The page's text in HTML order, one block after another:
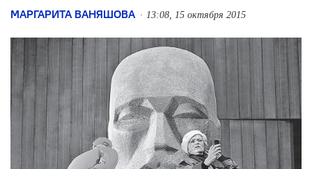
МАРГАРИТА ВАНЯШОВА 13:08, 15 октября 2015